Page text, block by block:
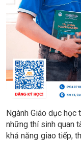
Ngành Giáo dục
những thí sinh quan
khả năng giao tiếp,